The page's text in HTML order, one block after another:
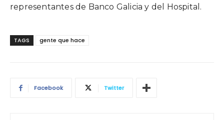
representantes de Banco Galicia y del Hospital.
TAGS gente que hace
Facebook Twitter